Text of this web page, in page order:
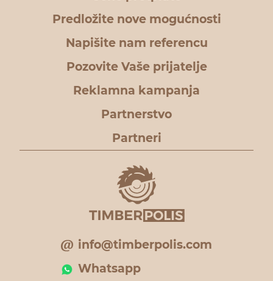
Predložite nove mogućnosti
Napišite nam referencu
Pozovite Vaše prijatelje
Reklamna kampanja
Partnerstvo
Partneri
info@timberpolis.com
Whatsapp